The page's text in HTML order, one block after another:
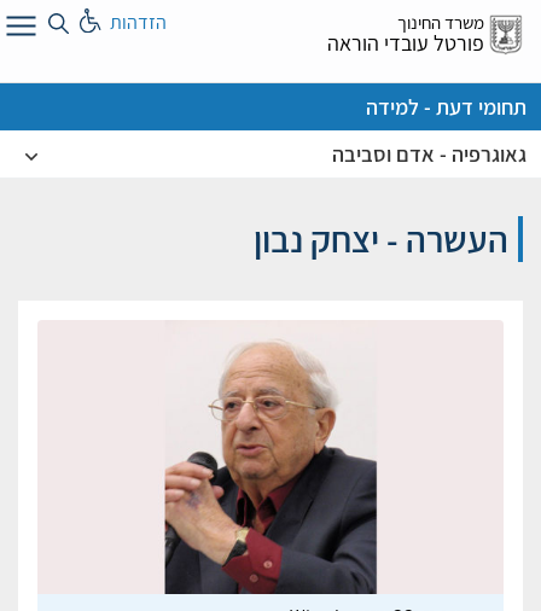
דלג
אל
משרד החינוך
פורטל עובדי הוראה
הזדהות
תחומי דעת - למידה
גאוגרפיה - אדם וסביבה
העשרה - יצחק נבון